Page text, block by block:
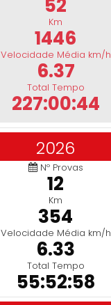
52
Km
1446
Velocidade Média km/h
6.37
Total Tempo
227:00:44
2026
Nº Provas
12
Km
354
Velocidade Média km/h
6.33
Total Tempo
55:52:58